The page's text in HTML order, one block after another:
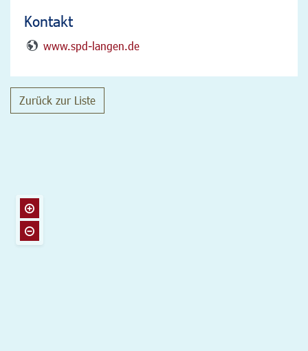
Kontakt
www.spd-langen.de
Zurück zur Liste